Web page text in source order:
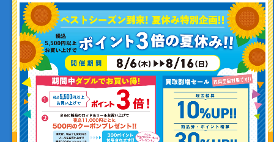
釣り情報を
投稿する
よくあるご質問
お問い合わせ
利用者資金の保全方法